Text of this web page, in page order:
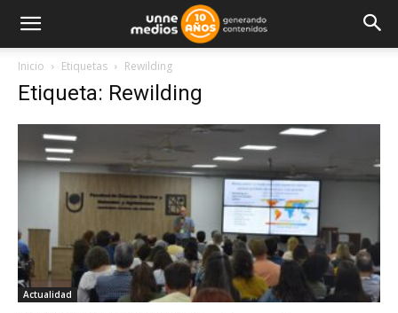
Inicio Etiquetas Rewilding
Etiqueta: Rewilding
Actualidad